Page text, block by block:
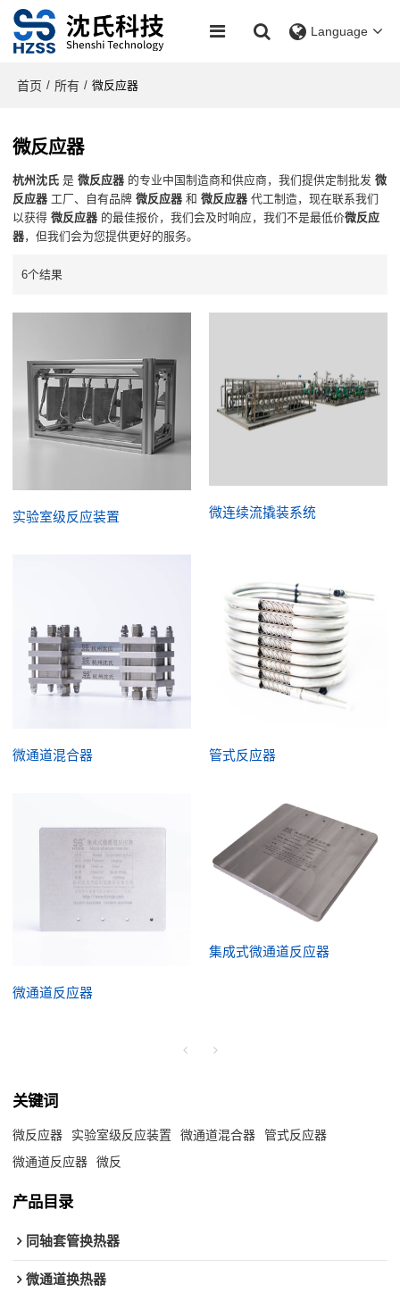
Language
首页 / 所有 / 微反应器
微反应器
杭州沈氏 是微反应器 的专业中国制造商和供应商，我们提供定制批发微
反应器 工厂、自有品牌微反应器 和微反应器 代工制造，现在联系我们
以获得微反应器 的最佳报价，我们会及时响应，我们不是最低价微反应
器，但我们会为您提供更好的服务。
6个结果
实验室级反应装置 微连续流撬装系统
微通道混合器 管式反应器
微通道反应器
集成式微通道反应器
关键词
微反应器 实验室级反应装置 微通道混合器
管式反应器
微通道反应器
微反
产品目录
同轴套管换热器
微通道换热器